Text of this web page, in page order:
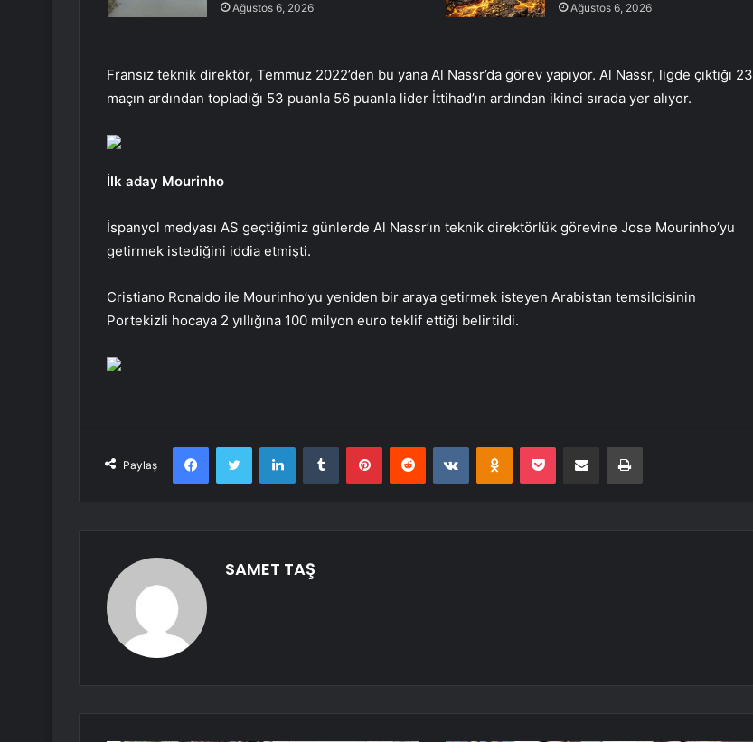
Ağustos 6, 2026 Ağustos 6, 2026
Fransız teknik direktör, Temmuz 2022’den bu yana Al Nassr’da görev yapıyor. Al Nassr, ligde çıktığı 23
maçın ardından topladığı 53 puanla 56 puanla lider İttihad’ın ardından ikinci sırada yer alıyor.
İlk aday Mourinho
İspanyol medyası AS geçtiğimiz günlerde Al Nassr’ın teknik direktörlük görevine Jose Mourinho’yu
getirmek istediğini iddia etmişti.
Cristiano Ronaldo ile Mourinho’yu yeniden bir araya getirmek isteyen Arabistan temsilcisinin
Portekizli hocaya 2 yıllığına 100 milyon euro teklif ettiği belirtildi.
Paylaş
FacebookTwitter LinkedInTumblr PinterestReddit VKontakteOdnoklassniki
Pocket E-Posta ile paylaş Yazdır
SAMET TAŞ